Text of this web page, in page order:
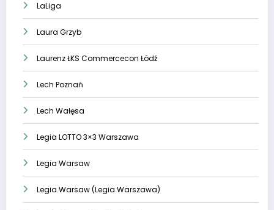
LaLiga
Laura Grzyb
Laurenz ŁKS Commercecon Łódź
Lech Poznań
Lech Wałęsa
Legia LOTTO 3×3 Warszawa
Legia Warsaw
Legia Warsaw (Legia Warszawa)